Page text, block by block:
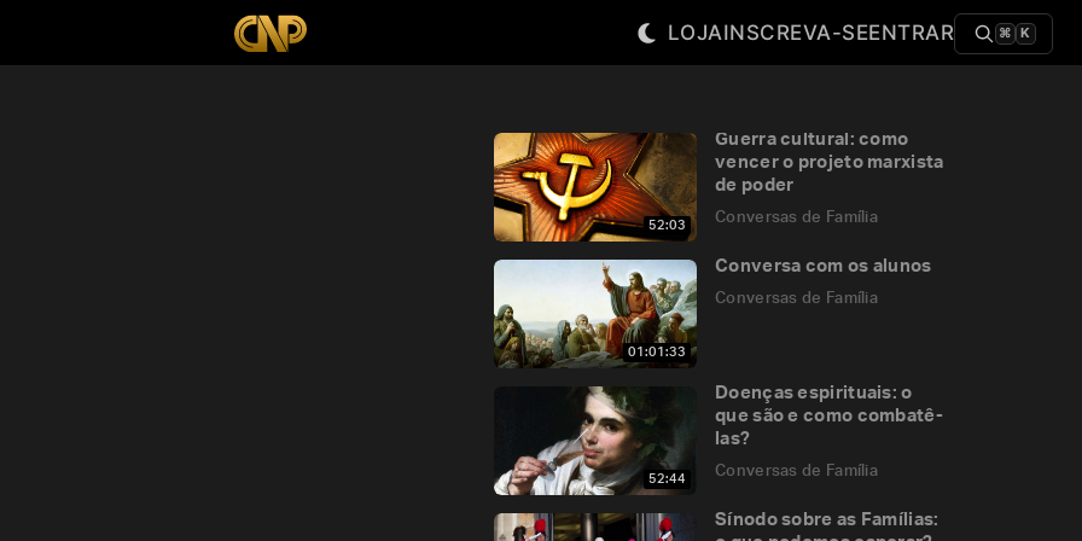
LOJAINSCREVA-SEENTRAR ⌘ K
52:03
Guerra cultural: como
vencer o projeto marxista
de poder
Conversas de Família
01:01:33
Conversa com os alunos
Conversas de Família
52:44
Doenças espirituais: o
que são e como combatê-
las?
Conversas de Família
Sínodo sobre as Famílias: